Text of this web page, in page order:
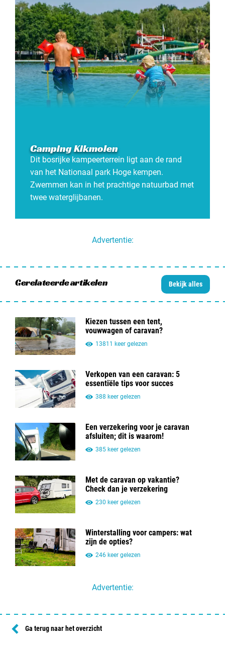
Camping Kikmolen
Dit bosrijke kampeerterrein ligt aan de rand
van het Nationaal park Hoge kempen.
Zwemmen kan in het prachtige natuurbad met
twee waterglijbanen.
Advertentie:
Gerelateerde artikelen Bekijk alles
Kiezen tussen een tent,
vouwwagen of caravan?
13811 keer gelezen
Verkopen van een caravan: 5
essentiële tips voor succes
388 keer gelezen
Een verzekering voor je caravan
afsluiten; dit is waarom!
385 keer gelezen
Met de caravan op vakantie?
Check dan je verzekering
230 keer gelezen
Winterstalling voor campers: wat
zijn de opties?
246 keer gelezen
Advertentie:
Ga terug naar het overzicht